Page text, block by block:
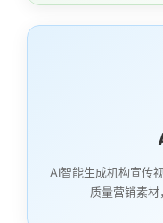
AI智能生成机构宣传
质量营销素